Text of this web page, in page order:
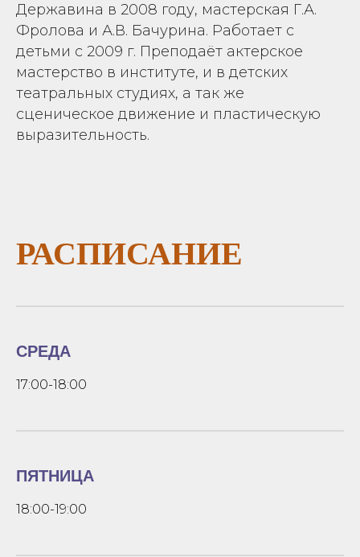
Державина в 2008 году, мастерская Г.А.
Фролова и А.В. Бачурина. Работает с
детьми с 2009 г. Преподаёт актерское
мастерство в институте, и в детских
театральных студиях, а так же
сценическое движение и пластическую
выразительность.
РАСПИСАНИЕ
СРЕДА
17:00-18:00
ПЯТНИЦА
18:00-19:00